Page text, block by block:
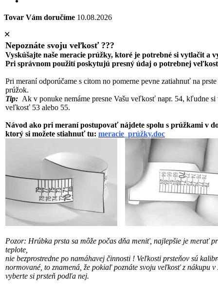
Tovar Vám doručíme 10.08.2026
✕
Nepoznáte svoju veľkosť ???
Vyskúšajte naše meracie prúžky, ktoré je potrebné si vytlačit a
Pri správnom použití poskytujú presný údaj o potrebnej
Pri meraní odporúčame s citom no pomerne pevne zatiahnuť na
prúžok.
Tip: Ak v ponuke nemáme presne Vašu veľkosť napr. 54, kľudne si
veľkosť 53 alebo 55.
Návod ako pri meraní postupovať nájdete spolu s prúžkami v
ktorý si možete stiahnuť tu: meracie_prúžky.doc
Pozor: Hrúbka prsta sa môže počas dňa meniť, najlepšie je merať
teplote,
nie bezprostredne po namáhavej činnosti ! Veľkosti prsteňov sú
normované, to znamená, že pokiaľ poznáte svoju veľkosťz nákupu v
vyberte si prsteň podľa nej.